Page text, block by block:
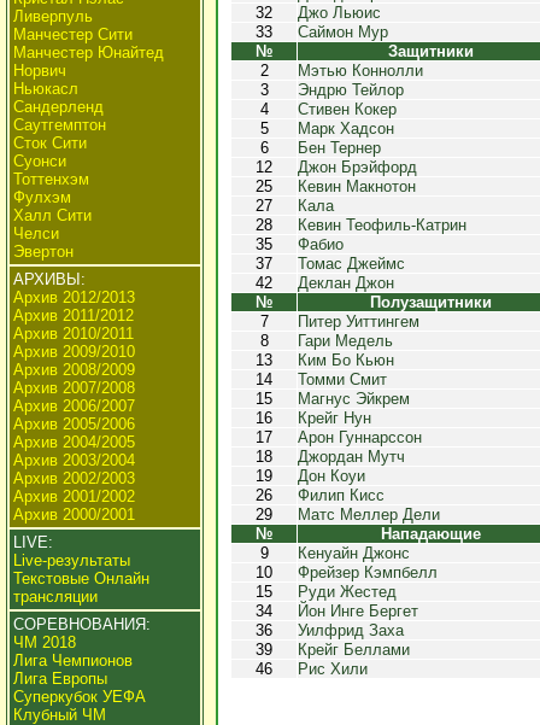
Ливерпуль
Манчестер Сити
Манчестер Юнайтед
Норвич
Ньюкасл
Сандерленд
Саутгемптон
Сток Сити
Суонси
Тоттенхэм
Фулхэм
Халл Сити
Челси
Эвертон
АРХИВЫ:
Архив 2012/2013
Архив 2011/2012
Архив 2010/2011
Архив 2009/2010
Архив 2008/2009
Архив 2007/2008
Архив 2006/2007
Архив 2005/2006
Архив 2004/2005
Архив 2003/2004
Архив 2002/2003
Архив 2001/2002
Архив 2000/2001
LIVE:
Live-результаты
Текстовые Онлайн
трансляции
СОРЕВНОВАНИЯ:
ЧМ 2018
Лига Чемпионов
Лига Европы
Суперкубок УЕФА
Клубный ЧМ
32
Джо Льюис
33
Саймон Мур
№
Защитники
2
Мэтью Коннолли
3
Эндрю Тейлор
4
Стивен Кокер
5
Марк Хадсон
6
Бен Тернер
12
Джон Брэйфорд
25
Кевин Макнотон
27
Кала
28
Кевин Теофиль-Катрин
35
Фабио
37
Томас Джеймс
42
Деклан Джон
№
Полузащитники
7
Питер Уиттингем
8
Гари Медель
13
Ким Бо Кьюн
14
Томми Смит
15
Магнус Эйкрем
16
Крейг Нун
17
Арон Гуннарссон
18
Джордан Мутч
19
Дон Коуи
26
Филип Кисс
29
Матс Меллер Дели
№
Нападающие
9
Кенуайн Джонс
10
Фрейзер Кэмпбелл
15
Руди Жестед
34
Йон Инге Бергет
36
Уилфрид Заха
39
Крейг Беллами
46
Рис Хили